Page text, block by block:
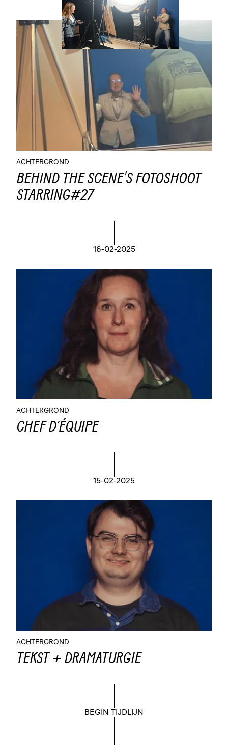
ACHTERGROND
BEHIND THE SCENE'S FOTOSHOOT
STARRING#27
16-02-2025
ACHTERGROND
CHEF D’ÉQUIPE
15-02-2025
ACHTERGROND
TEKST + DRAMATURGIE
BEGIN TIJDLIJN